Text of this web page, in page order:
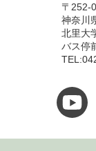
〒252-
神奈川
北里大
バス停